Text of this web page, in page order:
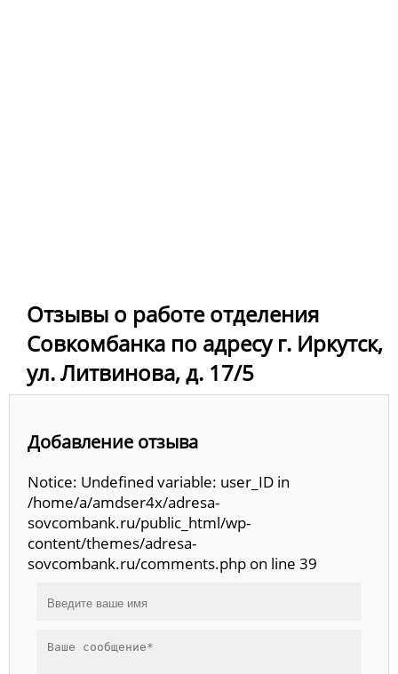
Отзывы о работе отделения
Совкомбанка по адресу г. Иркутск,
ул. Литвинова, д. 17/5
Добавление отзыва
Notice: Undefined variable: user_ID in
/home/a/amdser4x/adresa-
sovcombank.ru/public_html/wp-
content/themes/adresa-
sovcombank.ru/comments.php on line 39